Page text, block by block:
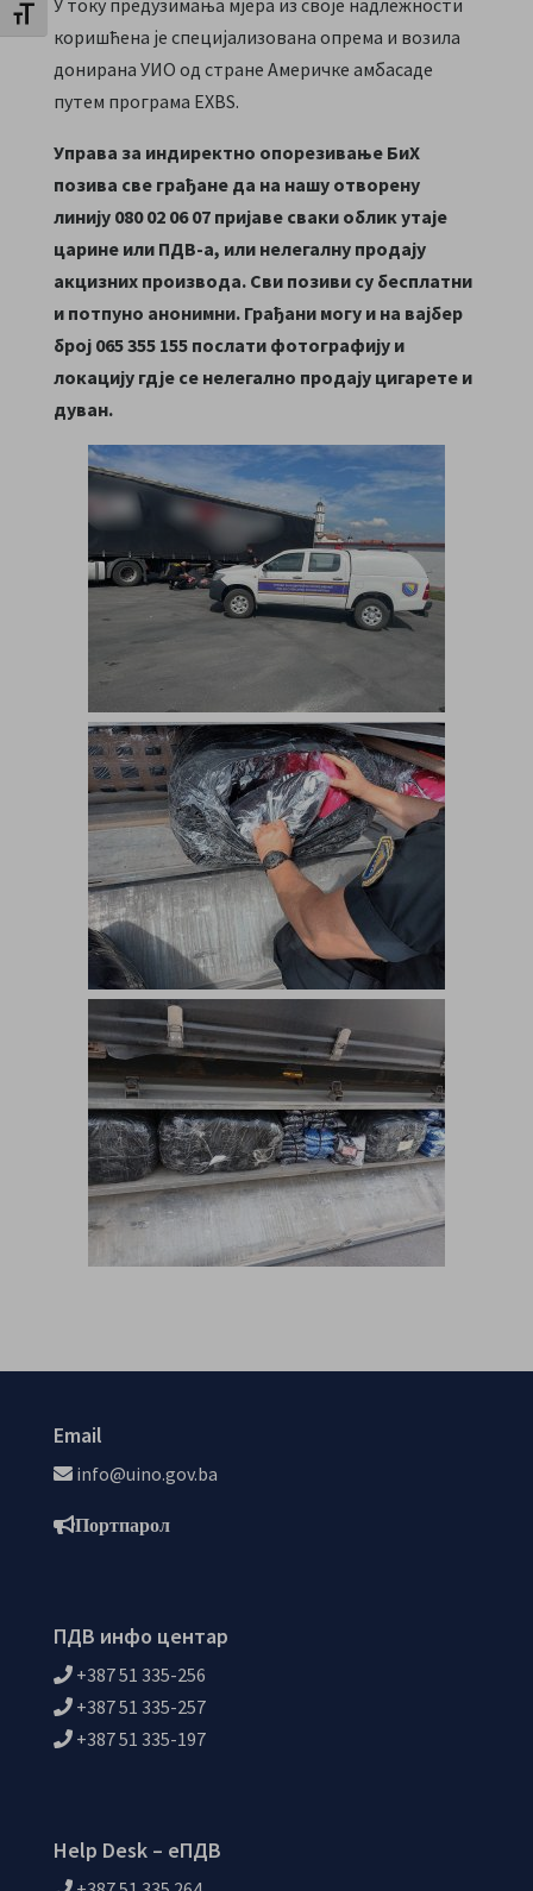
Toggle Font size
коришћена је специјализована опрема и возила
донирана УИО од стране Америчке амбасаде
путем програма EXBS.
Управа за индиректно опорезивање БиХ
позива све грађане да на нашу отворену
линију 080 02 06 07 пријаве сваки облик утаје
царине или ПДВ-а, или нелегалну продају
акцизних производа. Сви позиви су бесплатни
и потпуно анонимни. Грађани могу и на вајбер
број 065 355 155 послати фотографију и
локацију гдје се нелегално продају цигарете и
дуван.
Email
info@uino.gov.ba
Портпарол
ПДВ инфо центар
+387 51 335-256
+387 51 335-257
+387 51 335-197
Help Desk – еПДВ